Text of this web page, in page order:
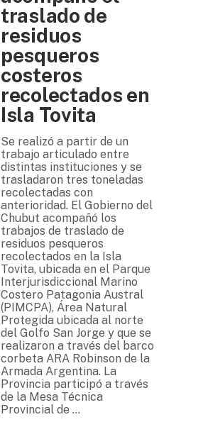
traslado de
residuos
pesqueros
costeros
recolectados en
Isla Tovita
Se realizó a partir de un
trabajo articulado entre
distintas instituciones y se
trasladaron tres toneladas
recolectadas con
anterioridad. El Gobierno del
Chubut acompañó los
trabajos de traslado de
residuos pesqueros
recolectados en la Isla
Tovita, ubicada en el Parque
Interjurisdiccional Marino
Costero Patagonia Austral
(PIMCPA), Área Natural
Protegida ubicada al norte
del Golfo San Jorge y que se
realizaron a través del barco
corbeta ARA Robinson de la
Armada Argentina. La
Provincia participó a través
de la Mesa Técnica
Provincial de